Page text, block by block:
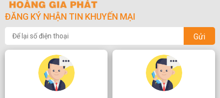
ĐĂNG KÝ NHẬN TIN KHUYẾN MẠI
Gửi